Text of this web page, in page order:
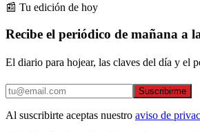
📰 Tu edición de hoy
Recibe el periódico de mañana a
El diario para hojear, las claves del día y el
Suscribirme
Al suscribirte aceptas nuestro aviso de